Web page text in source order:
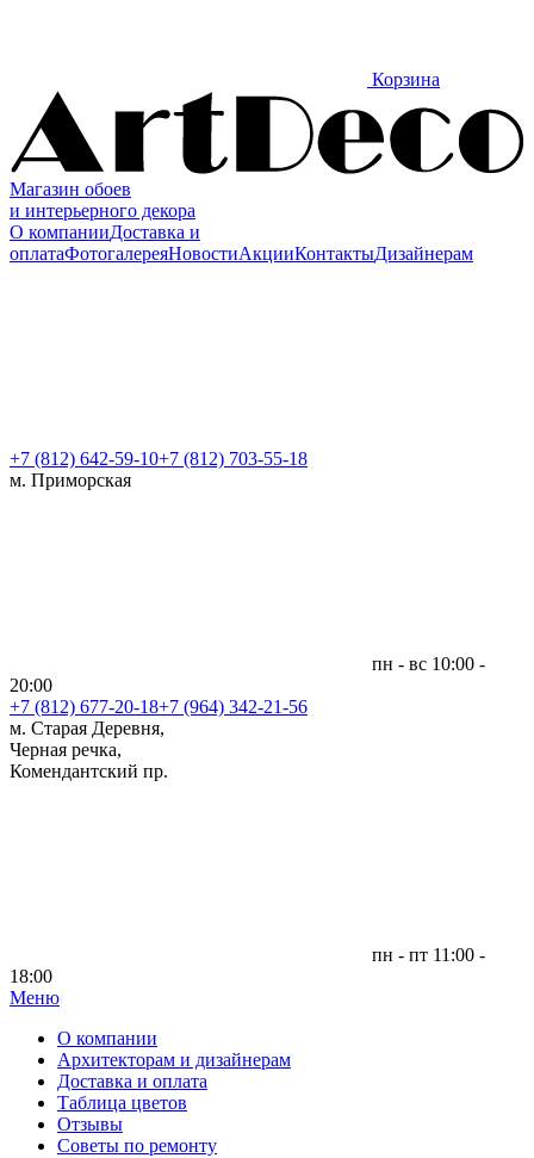
Корзина
Магазин обоев
и интерьерного декора
О компанииДоставка и
оплатаФотогалереяНовостиАкцииКонтактыДизайнерам
+7 (812) 642-59-10+7 (812) 703-55-18
м. Приморская
пн - вс 10:00 -
20:00
+7 (812) 677-20-18+7 (964) 342-21-56
м. Старая Деревня,
Черная речка,
Комендантский пр.
пн - пт 11:00 -
18:00
Меню|
О компании
Архитекторам и дизайнерам
Доставка и оплата
Таблица цветов
Отзывы
Советы по ремонту